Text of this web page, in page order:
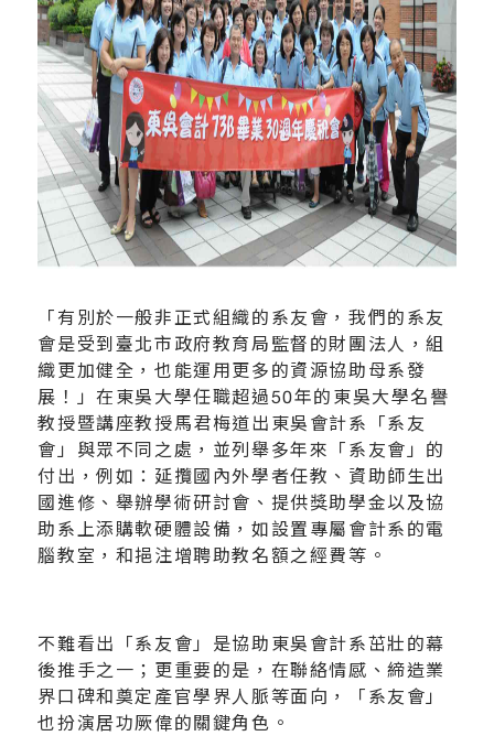
「有別於一般非正式組織的系友會，我們的系友
會是受到臺北市政府教育局監督的財團法人，組
織更加健全，也能運用更多的資源協助母系發
展！」在東吳大學任職超過50年的東吳大學名譽
教授暨講座教授馬君梅道出東吳會計系「系友
會」與眾不同之處，並列舉多年來「系友會」的
付出，例如：延攬國內外學者任教、資助師生出
國進修、舉辦學術研討會、提供獎助學金以及協
助系上添購軟硬體設備，如設置專屬會計系的電
腦教室，和挹注增聘助教名額之經費等。
不難看出「系友會」是協助東吳會計系茁壯的幕
後推手之一；更重要的是，在聯絡情感、締造業
界口碑和奠定產官學界人脈等面向，「系友會」
也扮演居功厥偉的關鍵角色。